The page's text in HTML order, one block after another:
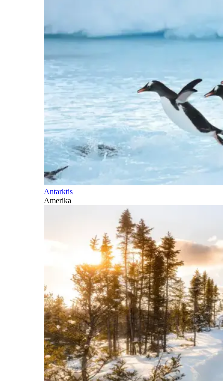
Antarktis
Amerika